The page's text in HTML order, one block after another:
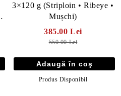
3×120 g (Striploin • Ribeye •
Mușchi)
385.00 Lei
550.00 Lei
Produs Disponibil